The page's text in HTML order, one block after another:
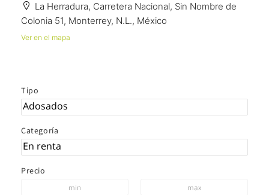
La Herradura, Carretera Nacional, Sin Nombre de
Colonia 51, Monterrey, N.L., México
Ver en el mapa
Tipo
Categoría
Precio